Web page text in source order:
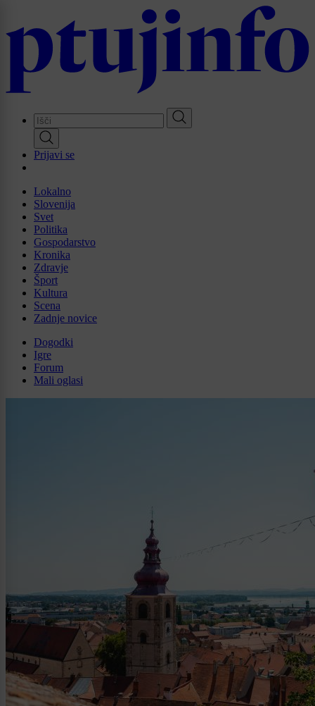
main
Prijavi se
Lokalno
Slovenija
Svet
Politika
Gospodarstvo
Kronika
Zdravje
Šport
Kultura
Scena
Zadnje novice
Dogodki
Igre
Forum
Mali oglasi